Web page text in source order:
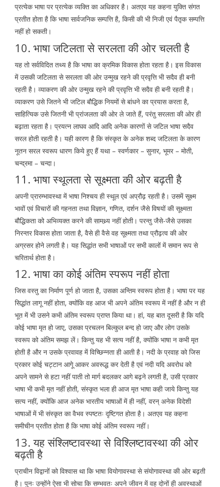
प्रत्येक भाषा पर प्रत्येक व्यक्ति का अधिकार है। अतएव यह कहना युक्ति संगत
प्रतीत होता है कि भाषा सार्वजनिक सम्पत्ति है, किसी की भी निजी एवं पैतृक सम्पत्ति
नहीं हो सकती।
10. भाषा जटिलता से सरलता की ओर चलती है
यह तो सर्वविदित तथ्य है कि भाषा का क्रमिक विकास होता रहता है। इस विकास
में उसकी जटिलता से सरलता की ओर उन्मुख रहने की प्रवृत्ति भी सदैव ही बनी
रहती है। व्याकरण की ओर उन्मुख रहने की प्रवृत्ति भी सदैव ही बनी रहती है।
व्याकरण उसे जितने भी जटिल बौद्धिक नियमों से बांधने का प्रयास करता है,
साहित्यिक उसे जितनी भी प्रांजलता की ओर ले जाते हैं, परंतु सरलता की ओर ही
बढ़ाता रहता है। प्रयत्न लाघव आदि आदि अनेक कारणों से जटिल भाषा सदैव
सरल होती रहती है। यही कारण है कि संस्कृत के अनेक शब्द जटिलता के कारण
नूतन सरल स्वरूप धारण किये हुए हैं यथा – स्वर्णकार – सुनार, भूमर – मोती,
चन्द्रमा – चन्दा।
11. भाषा स्थूलता से सूक्ष्मता की ओर बढ़ती है
अपनी प्रारम्भावस्था में भाषा निश्चय ही स्थूल एवं अप्रौढ़ रहती है। उसमें सूक्ष्म
भावों एवं विचारों की गहनता तथा विज्ञान, गणित, दर्शन जैसे विषयों की सूक्ष्मता
बौद्धिकता को अभिव्यक्त करने की सामथ्र्य नहीं होती। परन्तु जैसे-जैसे उसका
निरन्तर विकास होता जाता है, वैसे ही वैसे वह सूक्ष्मता तथा प्रौढ़त्व की ओर
अग्रसर होने लगती है। यह सिद्धांत सभी भाषाओं पर सभी कालों में समान रूप से
चरितार्थ होता है।
12. भाषा का कोई अंतिम स्परूप नहीं होता
जिस वस्तु का निर्माण पूर्ण हो जाता है, उसका अन्तिम स्वरूप होता है। भाषा पर यह
सिद्धांत लागू नहीं होता, क्योंकि वह आज भी अपने अंतिम स्वरूप में नहीं है और न ही
भूत में भी उसने कभी अंतिम स्वरूप प्राप्त किया था। हां, यह बात दूसरी है कि यदि
कोई भाषा मृत हो जाए, उसका प्रचलन बिल्कुल बन्द हो जाए और लोग उसके
स्वरूप को अंतिम समझ लें। किन्तु यह भी सत्य नहीं है, क्योंकि भाषा न कभी मृत
होती है और न उसके प्रवावह में विच्छिन्नता ही आती है। नदी के प्रवाह को जिस
प्रकार कोई चट्टान आगूे आकर अवरूद्ध कर देती है एवं नदी यदि अवरोध को
अपने सामने से हटा नहीं पाती तो मार्ग बदलकर आगे बढ़ने लगती है, उसी प्रकार
भाषा भी कभी मृत नहीं होती, संस्कृत भला ही आज मृत भाषा कही जाये किन्तु यह
सत्य नहीं, क्योंकि आज अनेक भारतीय भाषाओं में ही नहीं, वरन् अनेक विदेशी
भाषाओं में भी संस्कृत का वैभव स्पष्टतः दृष्टिगत होता है। अतएव यह कहना
समीचीन प्रतीत होता है कि भाषा कोई अंतिम स्वरूप नहीं।
13. यह संश्लिष्टावस्था से विश्लिष्टावस्था की ओर
बढ़ती है
प्राचीन विद्वानों को विश्वास था कि भाषा वियोगावस्था से संयोगावस्था की ओर बढ़ती
है। पुनः उन्होंने ऐसा भी सोचा कि सम्भवतः अपने जीवन में वह दोनों ही अवस्थाओं